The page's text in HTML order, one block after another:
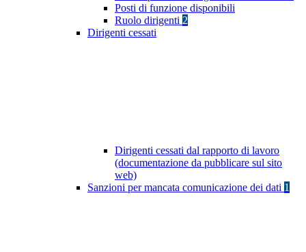
Posti di funzione disponibili
Ruolo dirigenti 2
Dirigenti cessati
Dirigenti cessati dal rapporto di lavoro
(documentazione da pubblicare sul sito
web)
Sanzioni per mancata comunicazione dei dati 1